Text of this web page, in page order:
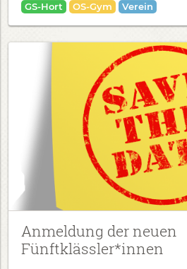
GS-Hort
OS-Gym Verein
Anmeldung der neuen
Fünftklässler*innen